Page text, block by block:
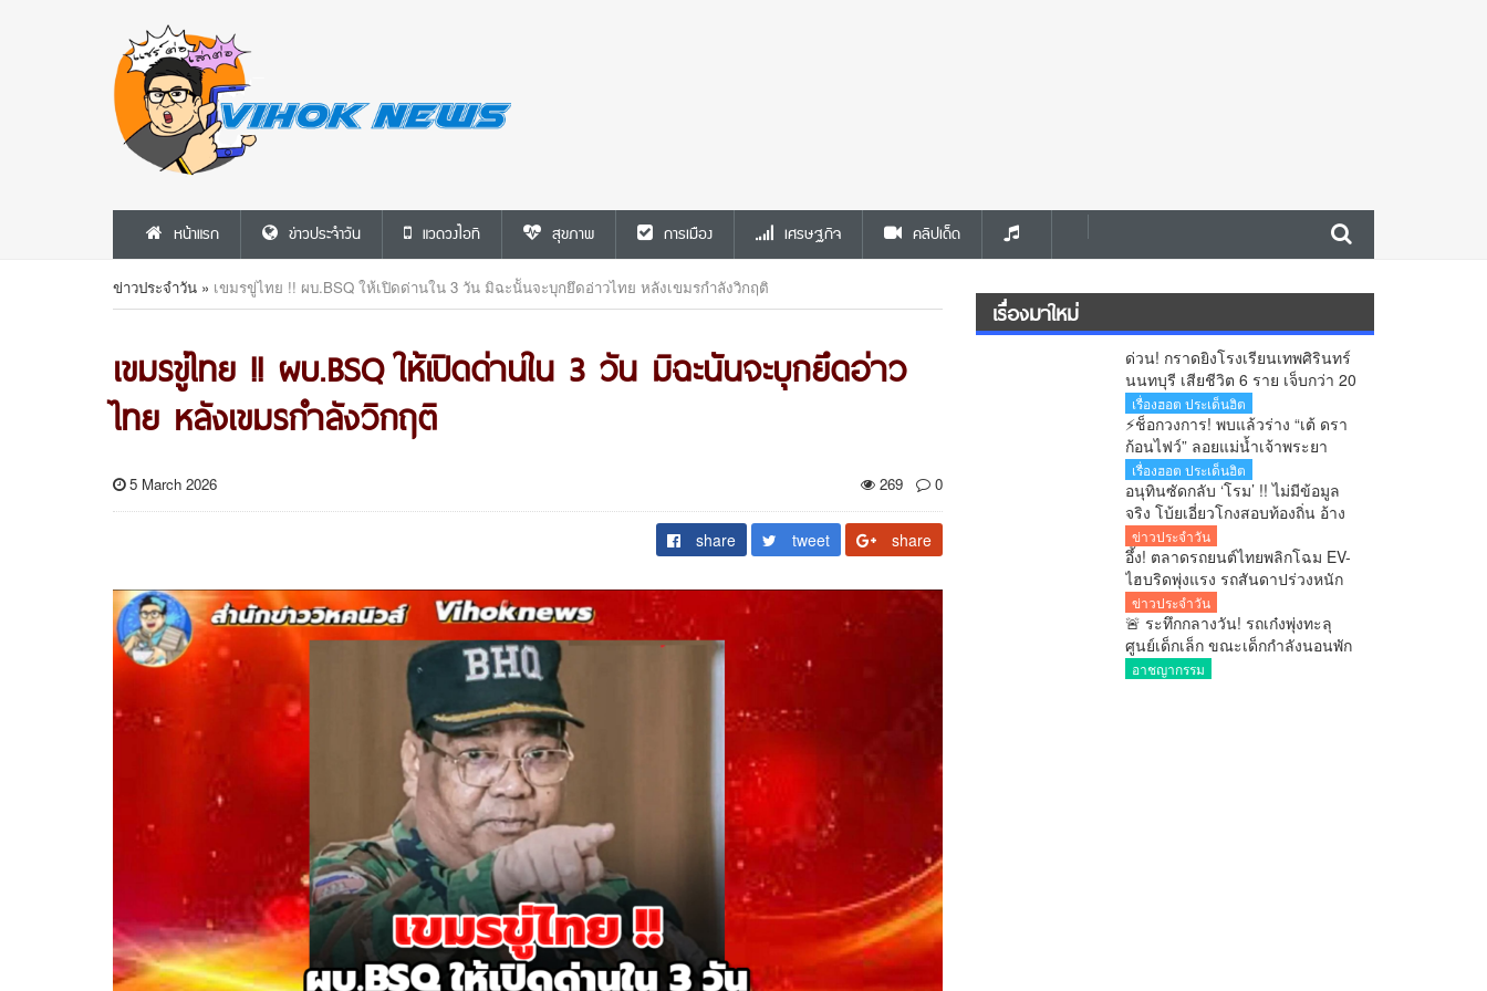
หน้าแรก ข่าวประจำวัน แวดวงไอที สุขภาพ การเมือง เศรษฐกิจ คลิปเด็ด
ข่าวประจำวัน » เขมรขู่ไทย !! ผบ.BSQ ให้เปิดด่านใน 3 วัน มิฉะนัันจะบุกยึดอ่าวไทย หลังเขมรกำลังวิกฤติ
เขมรขู่ไทย !! ผบ.BSQ ให้เปิดด่านใน 3 วัน มิฉะนัันจะบุกยึดอ่าว
ไทย หลังเขมรกำลังวิกฤติ
5 March 2026 269 0
share tweet share
เรื่องมาใหม่
ด่วน! กราดยิงโรงเรียนเทพศิรินทร์
นนทบุรี เสียชีวิต 6 ราย เจ็บกว่า 20
คน ตำรวจคุมสถานการณ์ได้แล้ว
เรื่องฮอต ประเด็นฮิต
⚡ช็อกวงการ! พบแล้วร่าง “เต้ ดรา
ก้อนไฟว์” ลอยแม่น้ำเจ้าพระยา
หลังหายตัวปริศนาตั้งแต่เช้ามืด
เรื่องฮอต ประเด็นฮิต
อนุทินซัดกลับ ‘โรม’ !! ไม่มีข้อมูล
จริง โบ้ยเอี่ยวโกงสอบท้องถิ่น อ้าง
เกลียดโกงที่สุด ขู่เอาผิดข่าวปลอม
ข่าวประจำวัน
อึ้ง! ตลาดรถยนต์ไทยพลิกโฉม EV-
ไฮบริดพุ่งแรง รถสันดาปร่วงหนัก
อุตสาหกรรมยานยนต์เปลี่ยนครั้ง
ใหญ่
ข่าวประจำวัน
🚨 ระทึกกลางวัน! รถเก๋งพุ่งทะลุ
ศูนย์เด็กเล็ก ขณะเด็กกำลังนอนพัก
เจ็บหลายราย ผู้ปกครองแห่รุดดู
อาชญากรรม